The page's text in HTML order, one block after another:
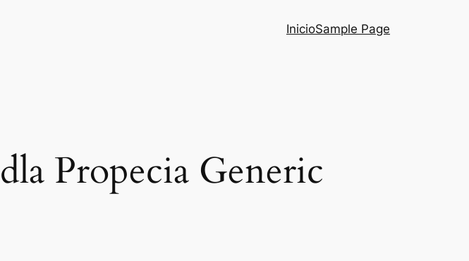
InicioSample Page
Propecia Generic